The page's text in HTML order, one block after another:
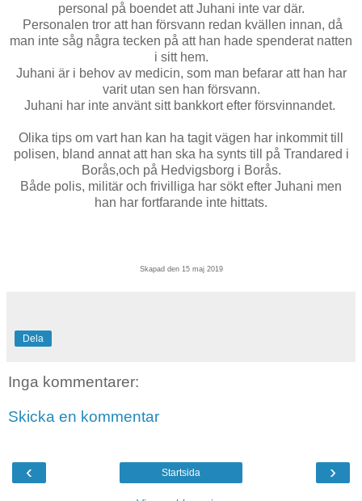
personal på boendet att Juhani inte var där.
Personalen tror att han försvann redan kvällen innan, då
man inte såg några tecken på att han hade spenderat natten
i sitt hem.
Juhani är i behov av medicin, som man befarar att han har
varit utan sen han försvann.
Juhani har inte använt sitt bankkort efter försvinnandet.
Olika tips om vart han kan ha tagit vägen har inkommit till
polisen, bland annat att han ska ha synts till på Trandared i
Borås,och på Hedvigsborg i Borås.
Både polis, militär och frivilliga har sökt efter Juhani men
han har fortfarande inte hittats.
Skapad den 15 maj 2019
Dela
Inga kommentarer:
Skicka en kommentar
‹ ›
Startsida